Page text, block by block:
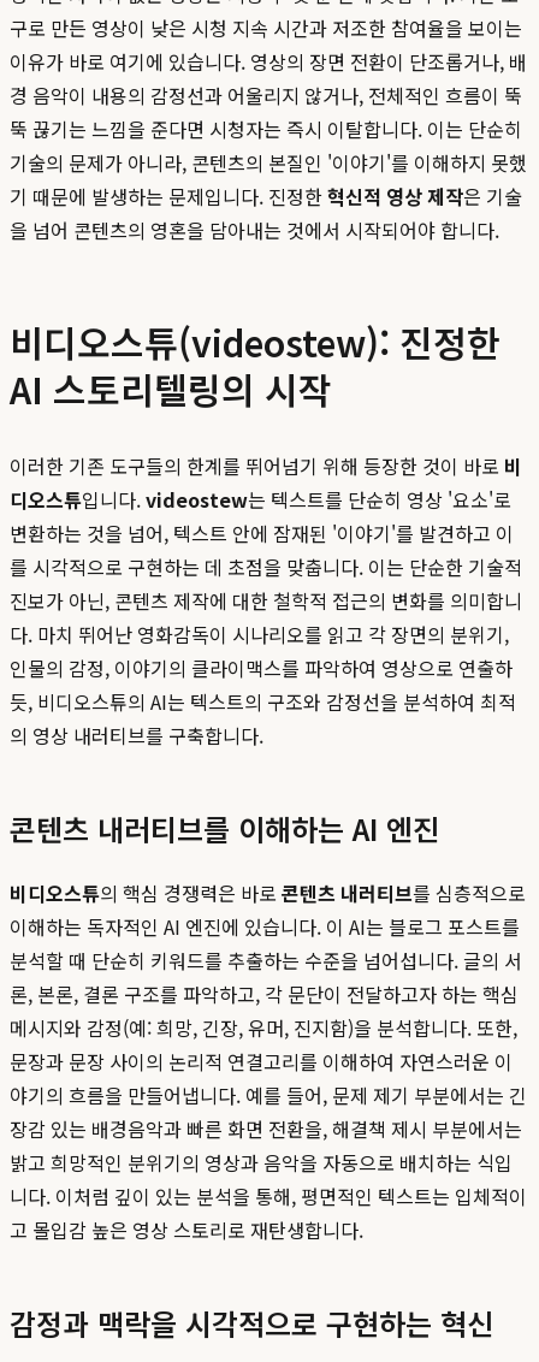
구로 만든 영상이 낮은 시청 지속 시간과 저조한 참여율을 보이는
이유가 바로 여기에 있습니다. 영상의 장면 전환이 단조롭거나, 배
경 음악이 내용의 감정선과 어울리지 않거나, 전체적인 흐름이 뚝
뚝 끊기는 느낌을 준다면 시청자는 즉시 이탈합니다. 이는 단순히
기술의 문제가 아니라, 콘텐츠의 본질인 '이야기'를 이해하지 못했
기 때문에 발생하는 문제입니다. 진정한혁신적 영상 제작은 기술
을 넘어 콘텐츠의 영혼을 담아내는 것에서 시작되어야 합니다.
비디오스튜(videostew): 진정한
AI 스토리텔링의 시작
이러한 기존 도구들의 한계를 뛰어넘기 위해 등장한 것이 바로 비
디오스튜입니다.videostew는 텍스트를 단순히 영상 '요소'로
변환하는 것을 넘어, 텍스트 안에 잠재된 '이야기'를 발견하고 이
를 시각적으로 구현하는 데 초점을 맞춥니다. 이는 단순한 기술적
진보가 아닌, 콘텐츠 제작에 대한 철학적 접근의 변화를 의미합니
다. 마치 뛰어난 영화감독이 시나리오를 읽고 각 장면의 분위기,
인물의 감정, 이야기의 클라이맥스를 파악하여 영상으로 연출하
듯, 비디오스튜의 AI는 텍스트의 구조와 감정선을 분석하여 최적
의 영상 내러티브를 구축합니다.
콘텐츠 내러티브를 이해하는 AI 엔진
비디오스튜의 핵심 경쟁력은 바로 콘텐츠 내러티브를 심층적으로
이해하는 독자적인 AI 엔진에 있습니다. 이 AI는 블로그 포스트를
분석할 때 단순히 키워드를 추출하는 수준을 넘어섭니다. 글의 서
론, 본론, 결론 구조를 파악하고, 각 문단이 전달하고자 하는 핵심
메시지와 감정(예: 희망, 긴장, 유머, 진지함)을 분석합니다. 또한,
문장과 문장 사이의 논리적 연결고리를 이해하여 자연스러운 이
야기의 흐름을 만들어냅니다. 예를 들어, 문제 제기 부분에서는 긴
장감 있는 배경음악과 빠른 화면 전환을, 해결책 제시 부분에서는
밝고 희망적인 분위기의 영상과 음악을 자동으로 배치하는 식입
니다. 이처럼 깊이 있는 분석을 통해, 평면적인 텍스트는 입체적이
고 몰입감 높은 영상 스토리로 재탄생합니다.
감정과 맥락을 시각적으로 구현하는 혁신